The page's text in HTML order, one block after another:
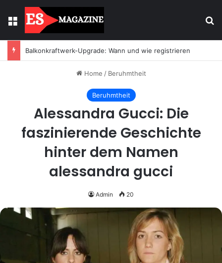
Menu
Balkonkraftwerk-Upgrade: Wann und wie registrieren
Home / Beruhmtheit
Beruhmtheit
Alessandra Gucci: Die
faszinierende Geschichte
hinter dem Namen
alessandra gucci
Admin 20